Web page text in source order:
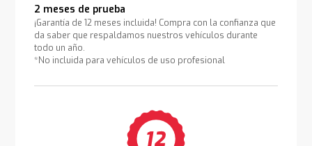
2 meses de prueba
¡Garantía de 12 meses incluida! Compra con la confianza que
da saber que respaldamos nuestros vehículos durante
todo un año.
*No incluida para vehículos de uso profesional